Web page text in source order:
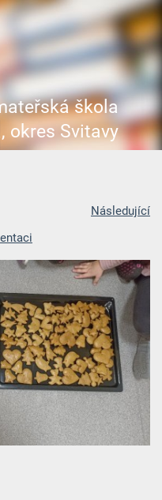
škola
okres Svitavy
Následující